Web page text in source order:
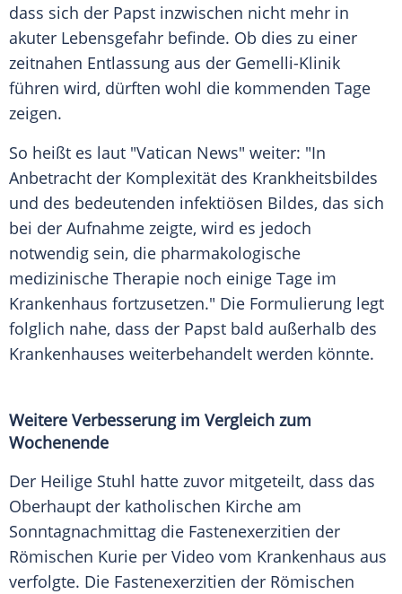
dass sich der Papst inzwischen nicht mehr in
akuter Lebensgefahr befinde. Ob dies zu einer
zeitnahen Entlassung aus der Gemelli-Klinik
führen wird, dürften wohl die kommenden Tage
zeigen.
So heißt es laut "Vatican News" weiter: "In
Anbetracht der Komplexität des Krankheitsbildes
und des bedeutenden infektiösen Bildes, das sich
bei der Aufnahme zeigte, wird es jedoch
notwendig sein, die pharmakologische
medizinische Therapie noch einige Tage im
Krankenhaus fortzusetzen." Die Formulierung legt
folglich nahe, dass der Papst bald außerhalb des
Krankenhauses weiterbehandelt werden könnte.
Weitere Verbesserung im Vergleich zum
Wochenende
Der Heilige Stuhl hatte zuvor mitgeteilt, dass das
Oberhaupt der katholischen Kirche am
Sonntagnachmittag die Fastenexerzitien der
Römischen Kurie per Video vom Krankenhaus aus
verfolgte. Die Fastenexerzitien der Römischen